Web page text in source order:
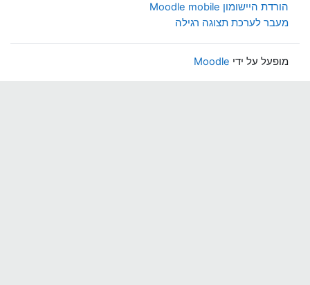
הורדת היישומון Moodle mobile
מעבר לערכת תצוגה רגילה
מופעל על ידי Moodle